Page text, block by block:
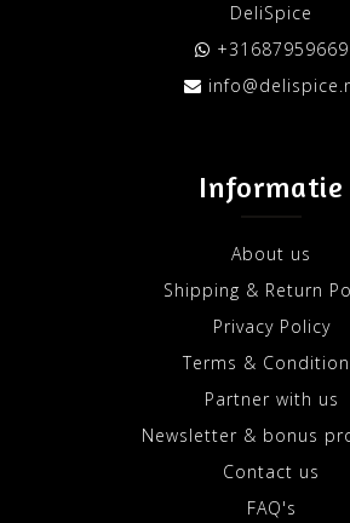
DeliSpice
+31687959669
Informatie
About us
Shipping & Return
Privacy Policy
Terms &
Partner with us
Newsletter & bonus
Contact us
FAQ's